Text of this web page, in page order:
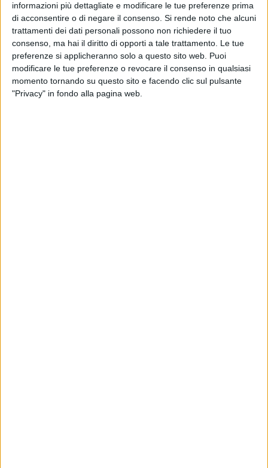
informazioni più dettagliate e modificare le tue preferenze prima
di acconsentire o di negare il consenso. Si rende noto che alcuni
trattamenti dei dati personali possono non richiedere il tuo
consenso, ma hai il diritto di opporti a tale trattamento. Le tue
preferenze si applicheranno solo a questo sito web. Puoi
modificare le tue preferenze o revocare il consenso in qualsiasi
momento tornando su questo sito e facendo clic sul pulsante
"Privacy" in fondo alla pagina web.
macerie. Si cerca ovviamente sotto le macerie, dove
potrebbero trovarsi disperse. L'auspicio è che i turisti fossero
già fuori casa al momento del crollo. Il sindaco ha ribadito
che nell'area non ci sono edifici pericolanti. Per precauzione,
la zona circostante, è stata sgomberata, poiché si temono
nuove pericolose fughe di gas, che al momento rendono
anche difficile la ricerca ad opera dei cani delle unità cinofile